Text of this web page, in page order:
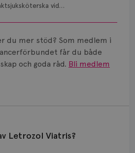
vid
i Umeå.
du mer stöd? Som medlem i
får du både
och goda råd. Bli medlem
Letrozol Viatris?